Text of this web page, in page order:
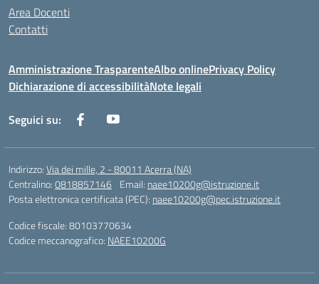
Area Docenti
Contatti
Amministrazione TrasparenteAlbo onlinePrivacy Policy
Dichiarazione di accessibilitàNote legali
Seguici su:
Indirizzo:Via dei mille, 2 - 80011 Acerra (NA)
Centralino:0818857146 Email: naee10200g@istruzione.it
Posta elettronica certificata (PEC): naee10200g@pec.istruzione.it
Codice fiscale: 80103770634
Codice meccanografico: NAEE10200G